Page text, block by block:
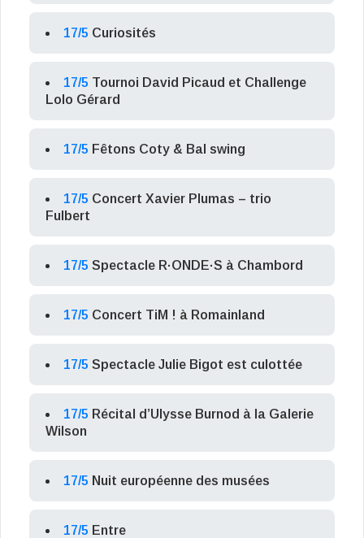
17/5 Curiosités
17/5 Tournoi David Picaud et Challenge
Lolo Gérard
17/5 Fêtons Coty & Bal swing
17/5 Concert Xavier Plumas – trio
Fulbert
17/5 Spectacle R·ONDE·S à Chambord
17/5 Concert TiM ! à Romainland
17/5 Spectacle Julie Bigot est culottée
17/5 Récital d’Ulysse Burnod à la Galerie
Wilson
17/5 Nuit européenne des musées
17/5 Entre